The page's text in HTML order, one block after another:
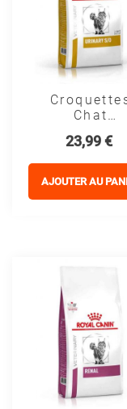
Chat
CAT
S/O -
Canin
Prix
23,99 €
AJOUTER AU